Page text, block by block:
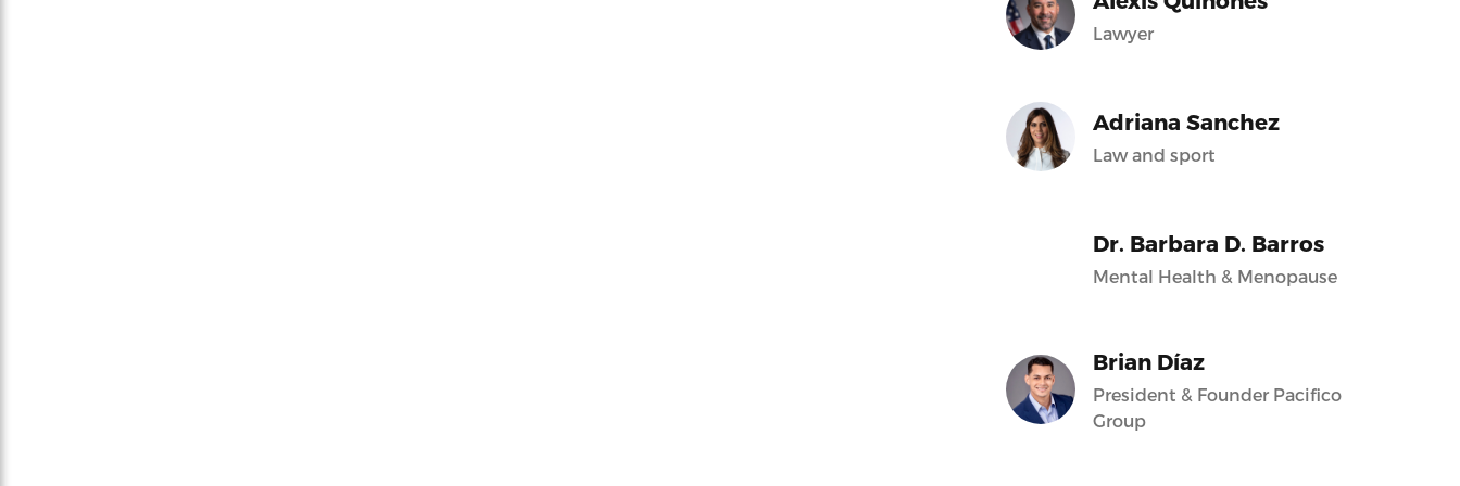
Lawyer
Adriana Sanchez
Law and sport
Dr. Barbara D. Barros
Mental Health & Menopause
Brian Díaz
President & Founder Pacifico
Group